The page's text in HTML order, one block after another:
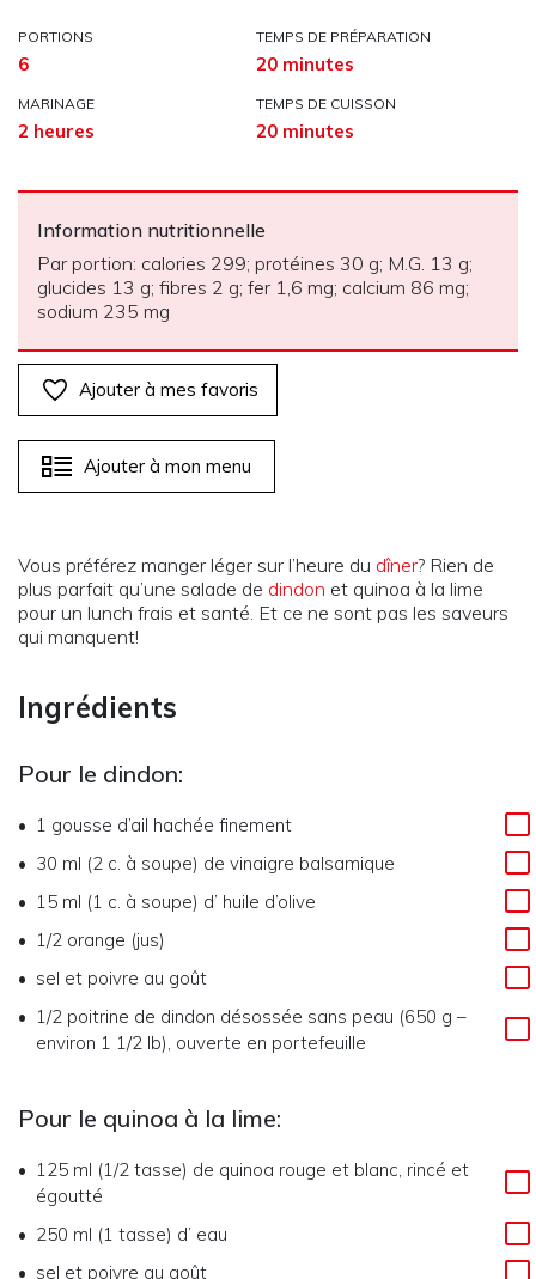
PORTIONS
6
TEMPS DE PRÉPARATION
20 minutes
MARINAGE
2 heures
TEMPS DE CUISSON
20 minutes
Information nutritionnelle
Par portion: calories 299; protéines 30 g; M.G. 13 g;
glucides 13 g; fibres 2 g; fer 1,6 mg; calcium 86 mg;
sodium 235 mg
Ajouter à mes favoris
Ajouter à mon menu
Vous préférez manger léger sur l’heure du dîner? Rien de
plus parfait qu’une salade de dindon et quinoa à la lime
pour un lunch frais et santé. Et ce ne sont pas les saveurs
qui manquent!
Ingrédients
Pour le dindon:
1 gousse d’ail hachée finement
30 ml (2 c. à soupe) de vinaigre balsamique
15 ml (1 c. à soupe) d’ huile d’olive
1/2 orange (jus)
sel et poivre au goût
1/2 poitrine de dindon désossée sans peau (650 g –
environ 1 1/2 lb), ouverte en portefeuille
Pour le quinoa à la lime:
125 ml (1/2 tasse) de quinoa rouge et blanc, rincé et
égoutté
250 ml (1 tasse) d’ eau
sel et poivre au goût